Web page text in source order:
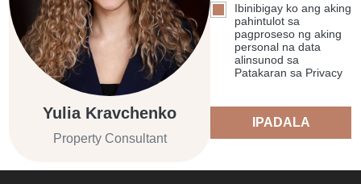
Yulia Kravchenko
Property Consultant
Ibinibigay ko ang aking
pahintulot sa
pagproseso ng aking
personal na data
alinsunod sa
Patakaran sa Privacy
IPADALA